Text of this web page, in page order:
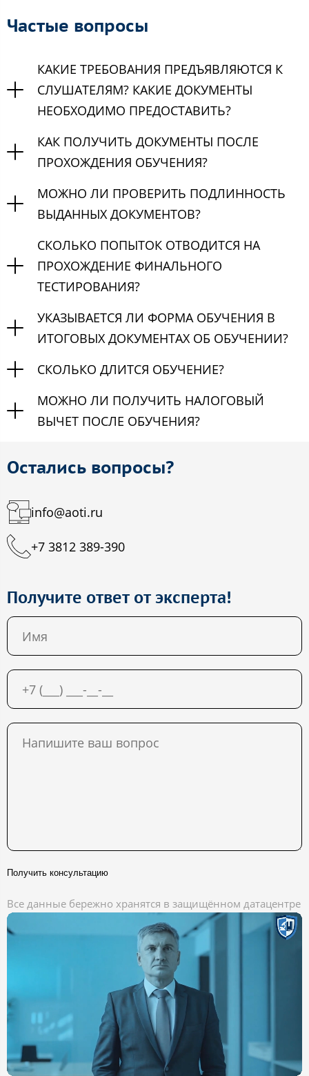
Частые вопросы
КАКИЕ ТРЕБОВАНИЯ ПРЕДЪЯВЛЯЮТСЯ К
СЛУШАТЕЛЯМ? КАКИЕ ДОКУМЕНТЫ
НЕОБХОДИМО ПРЕДОСТАВИТЬ?
КАК ПОЛУЧИТЬ ДОКУМЕНТЫ ПОСЛЕ
ПРОХОЖДЕНИЯ ОБУЧЕНИЯ?
МОЖНО ЛИ ПРОВЕРИТЬ ПОДЛИННОСТЬ
ВЫДАННЫХ ДОКУМЕНТОВ?
СКОЛЬКО ПОПЫТОК ОТВОДИТСЯ НА
ПРОХОЖДЕНИЕ ФИНАЛЬНОГО
ТЕСТИРОВАНИЯ?
УКАЗЫВАЕТСЯ ЛИ ФОРМА ОБУЧЕНИЯ В
ИТОГОВЫХ ДОКУМЕНТАХ ОБ ОБУЧЕНИИ?
СКОЛЬКО ДЛИТСЯ ОБУЧЕНИЕ?
МОЖНО ЛИ ПОЛУЧИТЬ НАЛОГОВЫЙ
ВЫЧЕТ ПОСЛЕ ОБУЧЕНИЯ?
Остались вопросы?
info@aoti.ru
+7 3812 389-390
Получите ответ от эксперта!
Получить консультацию
Все данные бережно хранятся в защищённом датацентре